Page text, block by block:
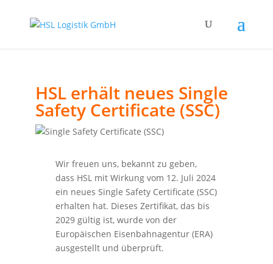
HSL erhält neues Single
Safety Certificate (SSC)
Wir freuen uns, bekannt zu geben,
dass HSL mit Wirkung vom 12. Juli 2024
ein neues Single Safety Certificate (SSC)
erhalten hat. Dieses Zertifikat, das bis
2029 gültig ist, wurde von der
Europäischen Eisenbahnagentur (ERA)
ausgestellt und überprüft.